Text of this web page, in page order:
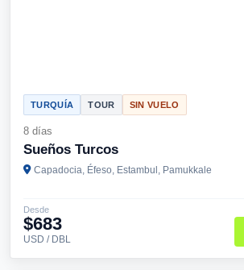
TURQUÍA TOUR SIN VUELO
8 días
Sueños Turcos
Capadocia, Éfeso, Estambul, Pamukkale
Desde
$683
USD / DBL